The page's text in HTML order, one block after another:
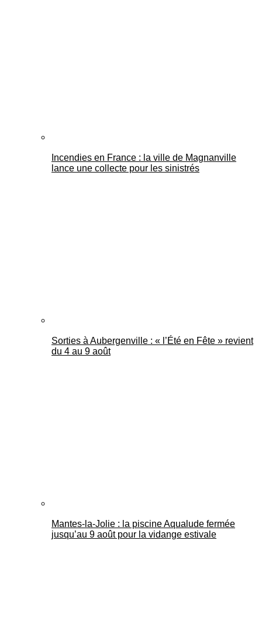
Incendies en France : la ville de Magnanville
lance une collecte pour les sinistrés
Sorties à Aubergenville : « l’Été en Fête » revient
du 4 au 9 août
Mantes-la-Jolie : la piscine Aqualude fermée
jusqu’au 9 août pour la vidange estivale